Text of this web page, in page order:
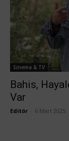
Sinema & TV
Bahis,
Var
Editör 6 Mart 2025